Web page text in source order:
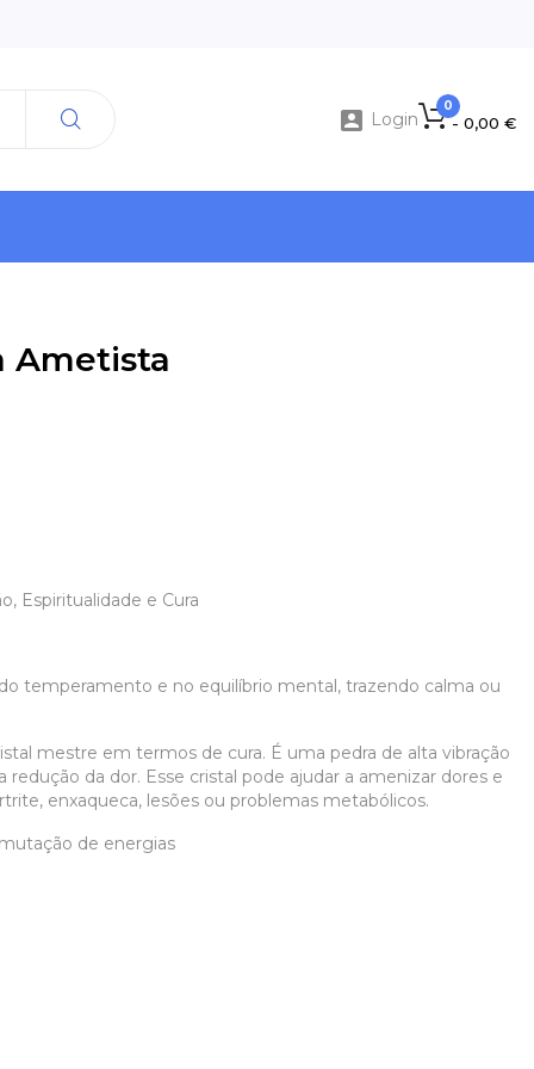
0
- 0,00 €
 Login
Ametista
Espiritualidade e Cura
temperamento e no equilíbrio mental, trazendo calma ou
mestre em termos de cura. É uma pedra de alta vibração
redução da dor. Esse cristal pode ajudar a amenizar dores e
enxaqueca, lesões ou problemas metabólicos.
de energias